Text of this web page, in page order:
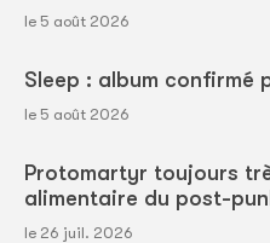
le 5 août 2026
Sleep : album confirmé
le 5 août 2026
Protomartyr toujours
alimentaire du post-
le 26 juil. 2026